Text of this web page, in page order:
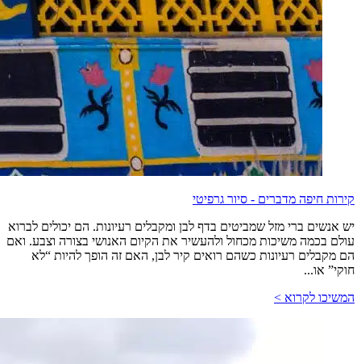
קירות חיפה מדברים - סיור גרפיטי
יש אנשים ברי מזל שמביטים בדף לבן ומקבלים רעיונות. הם יכולים לברוא
עולם בכמה משיכות מכחול ולהעשיר את הקיום האנושי בצורה וצבע. ואם
הם מקבלים רעיונות כשהם רואים קיר לבן, האם זה הופך להיות “לא
חוקי” או...
המשיכו לקרוא >